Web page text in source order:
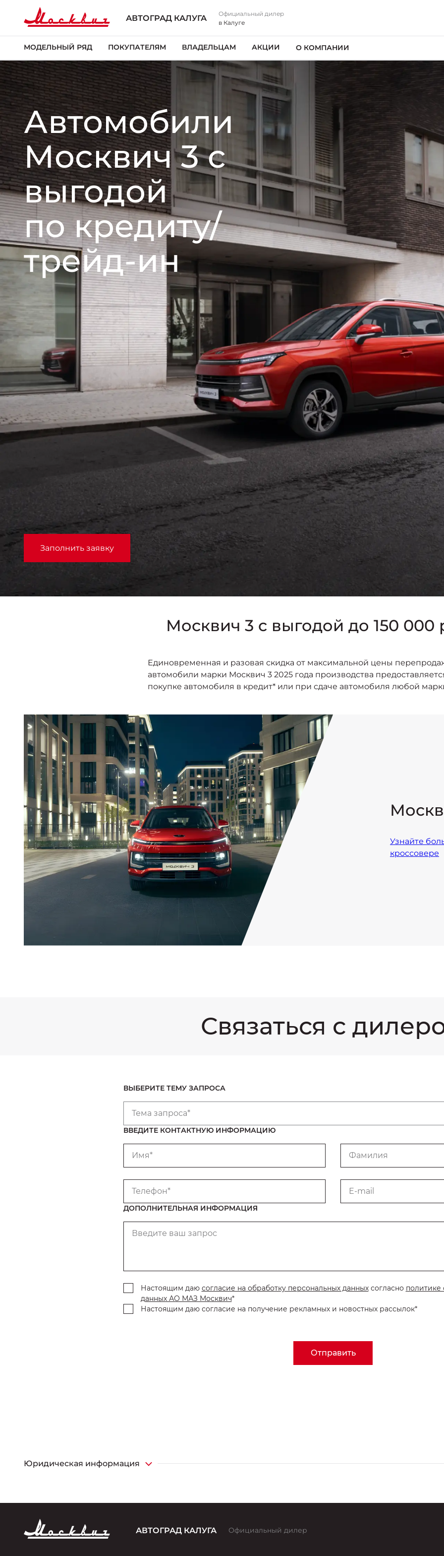
АВТОГРАД КАЛУГА
Официальный дилер
в Калуге
МОДЕЛЬНЫЙ РЯД ПОКУПАТЕЛЯМ ВЛАДЕЛЬЦАМ АКЦИИ О КОМПАНИИ
Автомобили
Москвич 3 с
выгодой
по кредиту/
трейд-ин
Заполнить заявку
Москвич 3 с выгодой до 150 000
Единовременная и разовая скидка от максимальной цены
автомобили марки Москвич 3 2025 года производства
покупке автомобиля в кредит* или при сдаче автомобиля любой
Узнайте
кроссовере
Связаться с
ВЫБЕРИТЕ ТЕМУ ЗАПРОСА
Тема запроса*
ВВЕДИТЕ КОНТАКТНУЮ ИНФОРМАЦИЮ
Имя* Фамилия
Телефон* E-mail
ДОПОЛНИТЕЛЬНАЯ ИНФОРМАЦИЯ
Введите ваш запрос
Настоящим даю согласие на обработку персональных данныхсогласно политике
данных АО МАЗ Москвич*
Настоящим даю согласие на получение рекламных и новостных рассылок*
Отправить
Юридическая информация
телематикой 2026; 150 000 рублей на версии Комфорт, 1,5Т (вариатор), Комфорт, 1,5Т (вариатор) с телематикой,
«Совкомбанк», АО «Авто Финанс Банк», Банк ВТБ (ПАО), АО «ТБанк» ; 136 000 рублей на версии Стандарт, 1,5Т
Стандарт Плюс, 1,5Т (вариатор), Стандарт Плюс, 1,5Т (вариатор) с телематикой, Стандарт Плюс, 1,5Т (вариатор) с
АВТОГРАД КАЛУГА Официальный дилер